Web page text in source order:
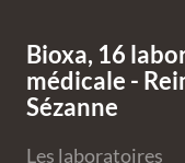
Bioxa, 16
médicale -
Sézanne
Les laboratoires